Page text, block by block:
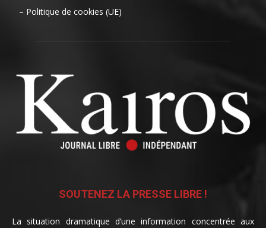
– Politique de cookies (UE)
SOUTENEZ LA PRESSE LIBRE !
La situation dramatique d’une information concentrée aux